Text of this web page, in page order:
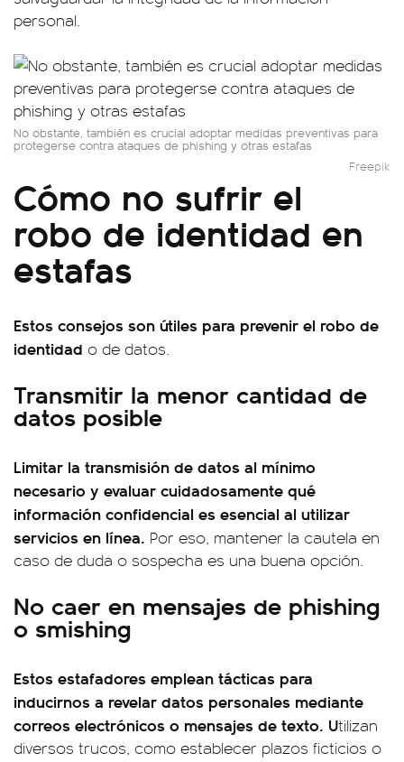
personal.
No obstante, también es crucial adoptar medidas preventivas para
protegerse contra ataques de phishing y otras estafas
Freepik
Cómo no sufrir el
robo de identidad en
estafas
Estos consejos son útiles para prevenir el robo de
identidad o de datos.
Transmitir la menor cantidad de
datos posible
Limitar la transmisión de datos al mínimo
necesario y evaluar cuidadosamente qué
información confidencial es esencial al utilizar
servicios en línea. Por eso, mantener la cautela en
caso de duda o sospecha es una buena opción.
No caer en mensajes de phishing
o smishing
Estos estafadores emplean tácticas para
inducirnos a revelar datos personales mediante
correos electrónicos o mensajes de texto. Utilizan
diversos trucos, como establecer plazos ficticios o